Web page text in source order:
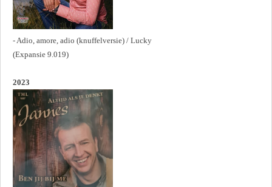
- Adio, amore, adio (knuffelversie) / Lucky
(Expansie 9.019)
2023